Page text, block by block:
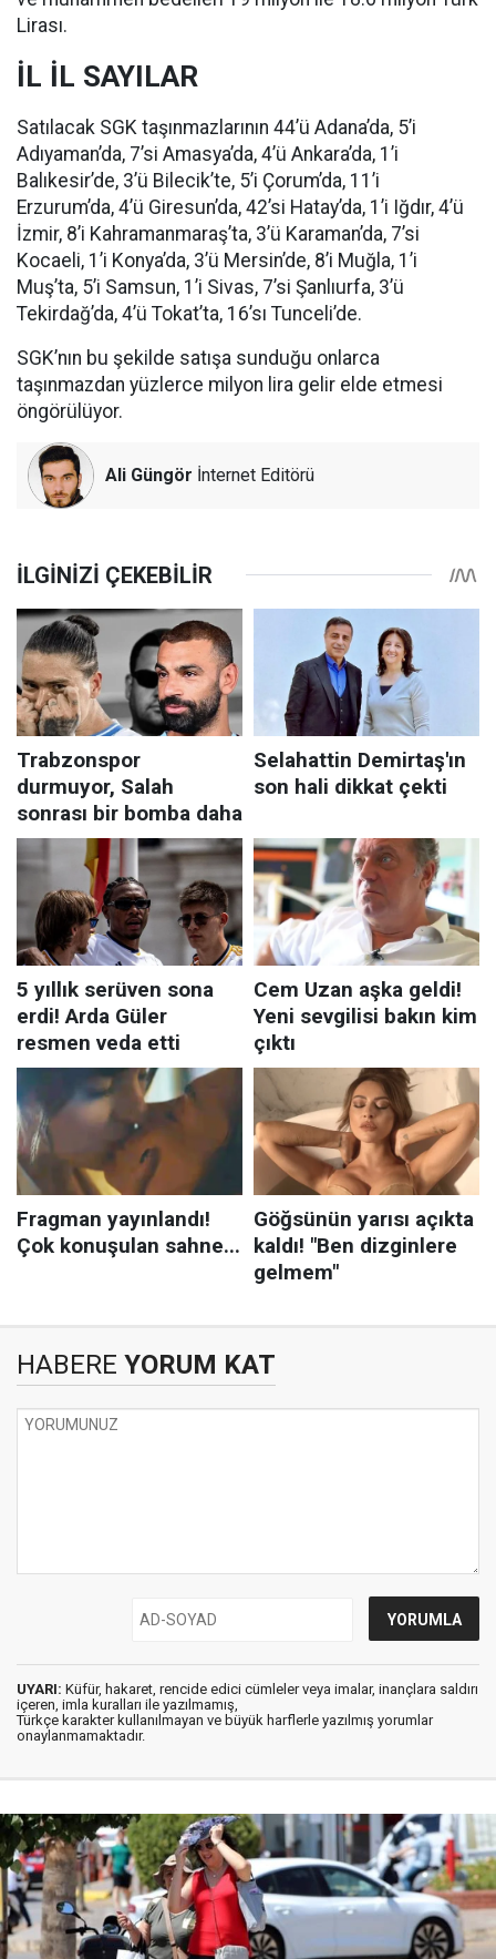
Lirası.
İL İL SAYILAR
Satılacak SGK taşınmazlarının 44’ü Adana’da, 5’i
Adıyaman’da, 7’si Amasya’da, 4’ü Ankara’da, 1’i
Balıkesir’de, 3’ü Bilecik’te, 5’i Çorum’da, 11’i
Erzurum’da, 4’ü Giresun’da, 42’si Hatay’da, 1’i Iğdır, 4’ü
İzmir, 8’i Kahramanmaraş’ta, 3’ü Karaman’da, 7’si
Kocaeli, 1’i Konya’da, 3’ü Mersin’de, 8’i Muğla, 1’i
Muş’ta, 5’i Samsun, 1’i Sivas, 7’si Şanlıurfa, 3’ü
Tekirdağ’da, 4’ü Tokat’ta, 16’sı Tunceli’de.
SGK’nın bu şekilde satışa sunduğu onlarca
taşınmazdan yüzlerce milyon lira gelir elde etmesi
öngörülüyor.
Ali Güngör İnternet Editörü
HABERE YORUM KAT
UYARI: Küfür, hakaret, rencide edici cümleler veya imalar, inançlara saldırı
içeren, imla kuralları ile yazılmamış,
Türkçe karakter kullanılmayan ve büyük harflerle yazılmış yorumlar
onaylanmamaktadır.